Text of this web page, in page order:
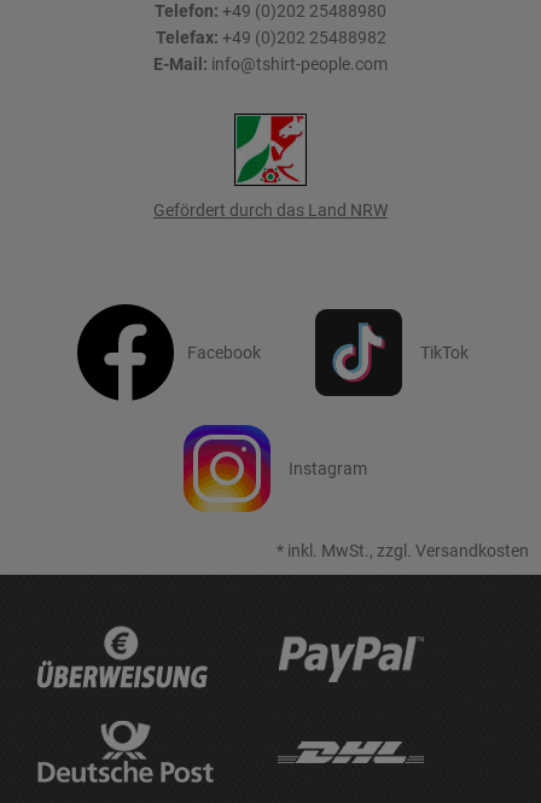
Telefon: +49 (0)202 25488980
Telefax: +49 (0)202 25488982
E-Mail: info@tshirt-people.com
Gefördert durch das Land NRW
Facebook TikTok
Instagram
* inkl. MwSt., zzgl. Versandkosten